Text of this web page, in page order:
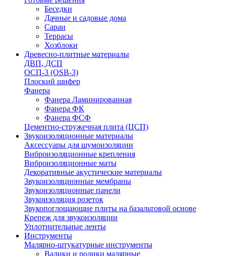
Беседки
Дачные и садовые дома
Сараи
Террасы
Хозблоки
Древесно-плитные материалы
ДВП, ДСП
ОСП-3 (OSB-3)
Плоский шифер
Фанера
Фанера Ламинированная
Фанера ФК
Фанера ФСФ
Цементно-стружечная плита (ЦСП)
Звукоизоляционные материалы
Аксессуары для шумоизоляции
Виброизоляционные крепления
Виброизоляционные маты
Декоративные акустические материалы
Звукоизоляционные мембраны
Звукоизоляционные панели
Звукоизоляция розеток
Звукопоглощающие плиты на базальтовой основе
Крепеж для звукоизоляции
Уплотнительные ленты
Инструменты
Малярно-штукатурные инструменты
Валики и ролики малярные